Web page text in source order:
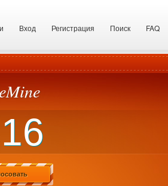
Вход Регистрация Поиск FAQ
16